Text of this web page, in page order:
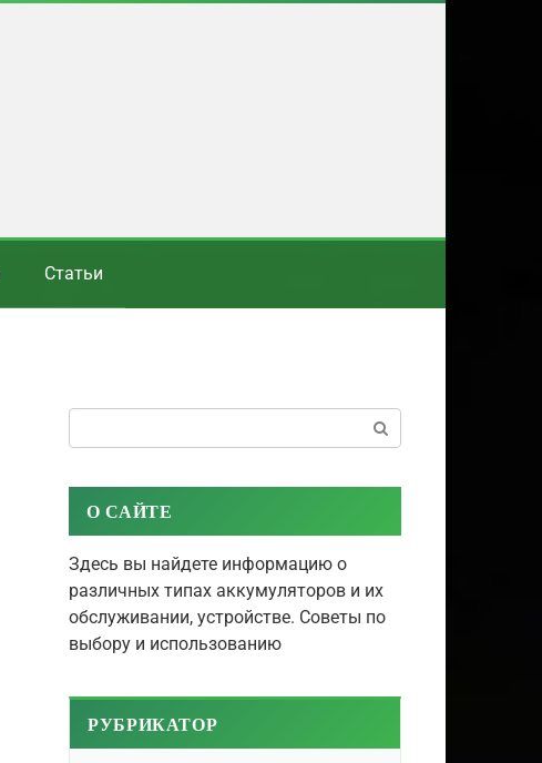
Статьи
О САЙТЕ
Здесь вы найдете информацию о
различных типах аккумуляторов и их
обслуживании, устройстве. Советы по
выбору и использованию
РУБРИКАТОР